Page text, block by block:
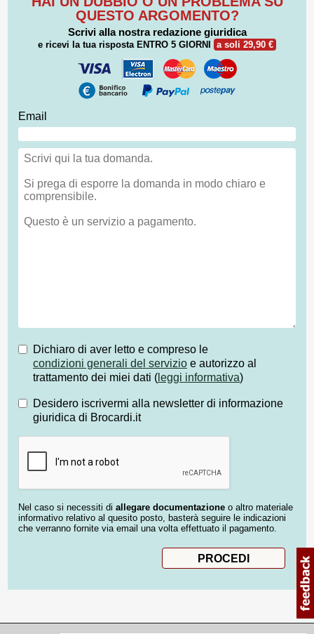
QUESTO ARGOMENTO?
Scrivi alla nostra redazione giuridica
e ricevi la tua risposta ENTRO 5 GIORNI a soli 29,90 €
Email
Dichiaro di aver letto e compreso le
condizioni generali del servizio e autorizzo al
trattamento dei miei dati ( leggi informativa)
Desidero iscrivermi alla newsletter di informazione
giuridica di Brocardi.it
Nel caso si necessiti di allegare documentazione o altro materiale
informativo relativo al quesito posto, basterà seguire le indicazioni
che verranno fornite via email una volta effettuato il pagamento.